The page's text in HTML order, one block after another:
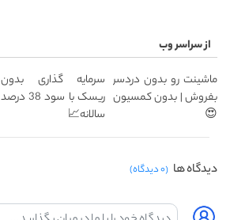
از سراسر وب
ماشینت رو بدون دردسر
بفروش | بدون کمسیون
😍
سرمایه گذاری بدون
ریسک با سود 38 درصد
سالانه📈
دیدگاه ها (۰ دیدگاه)